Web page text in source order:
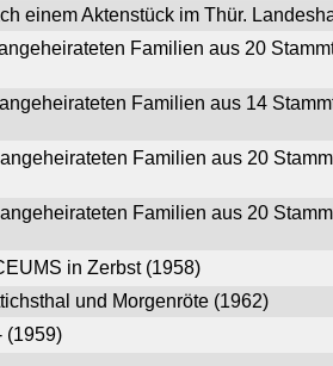
einem Aktenstück im Thür.
Familien aus 20
Familien aus 14
Familien aus 20
Familien aus 20
in Zerbst (1958)
und Morgenröte (1962)
(1959)